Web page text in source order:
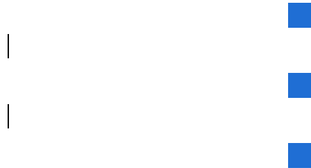
|
|